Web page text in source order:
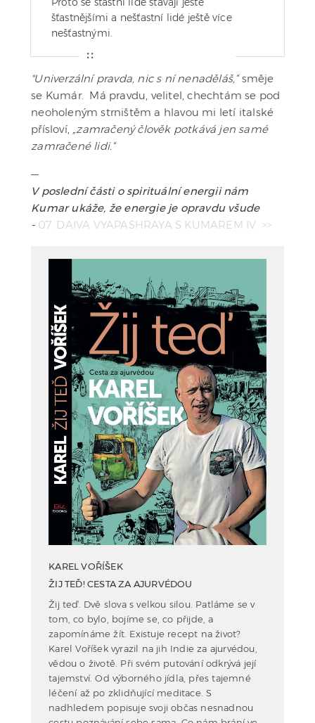
šťastnějšími a nešťastní lidé ještě více
nešťastnými.
"Univerzální pravda, nic s ní nenaděláš,“směje
se Kumár. Má pravdu, velitel, chechtám se pod
neoholeným strništěm a hlavou mi letí italské
přísloví, „zamračený člověk potkává jen samé
zamračené lidi.“
—
V poslední části o spirituální energii nám
Kumar ukáže, že energie je opravdu všude
- 07: DAIVA VYAPASHRAYA S KUMAREM IV. >>
KAREL VOŘÍŠEK
ŽIJ TEĎ! CESTA ZA AJURVÉDOU
Žij teď. Dvě slova s velkou silou. Patláme se v
tom, co bylo, bojíme se, co přijde, a
zapomínáme žít. Existuje recept na život?
Karel Voříšek vyrazil na jih Indie za ajurvédou,
vědou o životě. Při svém putování odkrývá její
tajemství. Od výborného jídla, přes tajemné
léčení až po zklidňující meditace. S
nadhledem popisuje svoji občas nesnadnou